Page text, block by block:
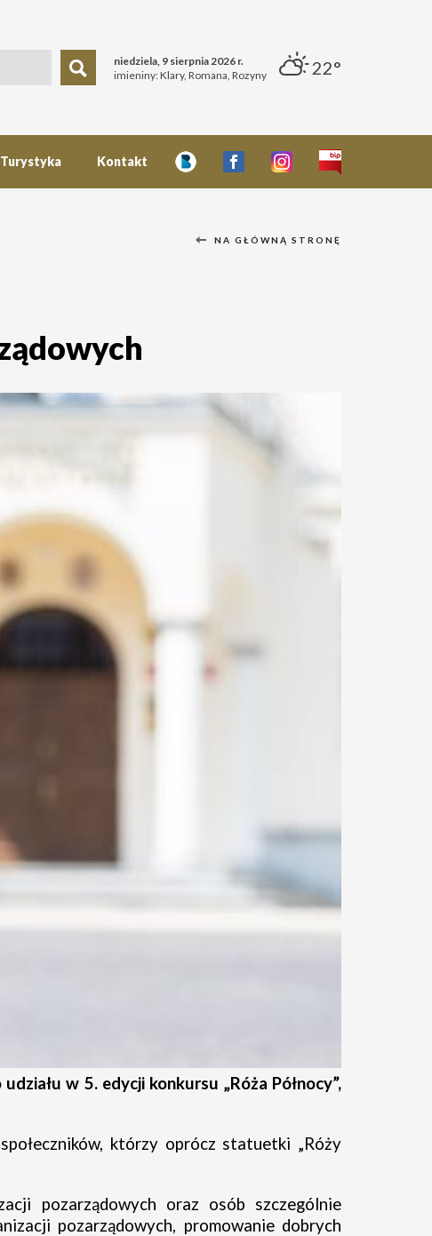
niedziela, 9 sierpnia 2026 r.
imieniny: Klary, Romana, Rozyny
22°
Turystyka Kontakt
NA GŁÓWNĄ STRONĘ
w 5. edycji konkursu „Róża Północy”,
którzy oprócz statuetki „Róży
pozarządowych oraz osób szczególnie
pozarządowych, promowanie dobrych